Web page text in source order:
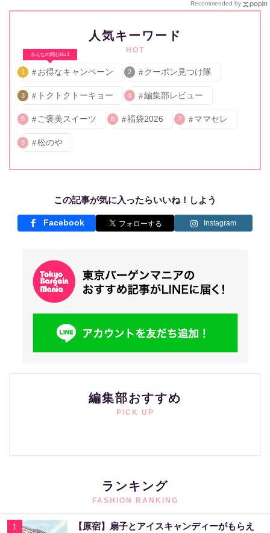
Recommended by
人気キーワード
HOT
みんなの関心No.1
1 お得なキャンペーン 2 クーポン見つけ隊
3 トクトクトーキョー 4 編集部レビュー
5 ご褒美スイーツ 6 福袋2026 7 ママセレ
8 松のや
この記事が気に入ったらいいね！しよう
Facebook Instagram
編集部おすすめ
PICK UP
ランキング
FASHION RANKING
1
【原宿】扇子とアイスキャンディーがもらえ